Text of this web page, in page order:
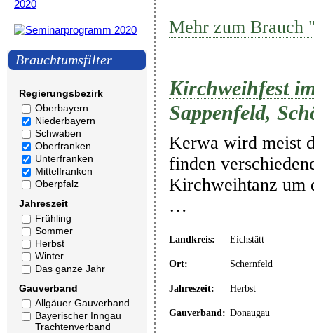
Brauchtumsfilter
Regierungsbezirk
Oberbayern
Niederbayern
Schwaben
Oberfranken
Unterfranken
Mittelfranken
Oberpfalz
Jahreszeit
Frühling
Sommer
Herbst
Winter
Das ganze Jahr
Gauverband
Allgäuer Gauverband
Bayerischer Inngau
Trachtenverband
Mehr zum Brauch
Kirchweihfest
Sappenfeld,
Kerwa wird meist
finden
Kirchweihtanz um
…
Landkreis: Eichstätt
Ort: Schernfeld
Jahreszeit: Herbst
Gauverband: Donaugau